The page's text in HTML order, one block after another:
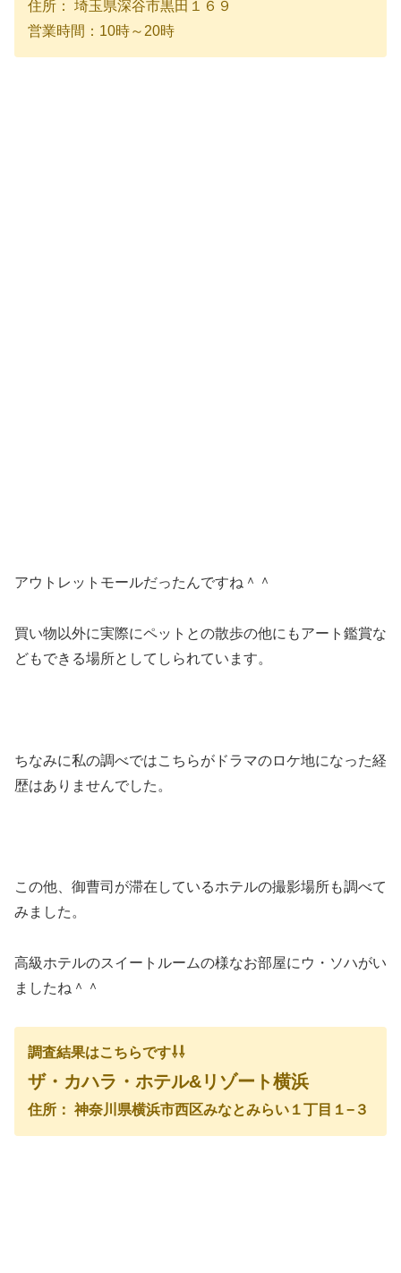
住所： 埼玉県深谷市黒田１６９
営業時間：10時～20時
アウトレットモールだったんですね＾＾
買い物以外に実際にペットとの散歩の他にもアート鑑賞な
どもできる場所としてしられています。
ちなみに私の調べではこちらがドラマのロケ地になった経
歴はありませんでした。
この他、御曹司が滞在しているホテルの撮影場所も調べて
みました。
高級ホテルのスイートルームの様なお部屋にウ・ソハがい
ましたね＾＾
調査結果はこちらです⇩⇩
ザ・カハラ・ホテル&リゾート横浜
住所： 神奈川県横浜市西区みなとみらい１丁目１−３